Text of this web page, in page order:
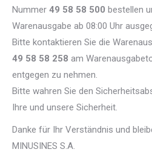
Nummer 49 58 58 500 bestellen
Warenausgabe ab 08:00 Uhr
Bitte kontaktieren Sie die
49 58 58 258 am
entgegen zu nehmen.
Bitte wahren Sie den
Ihre und unsere Sicherheit.
Danke für Ihr Verständnis und
MINUSINES S.A.